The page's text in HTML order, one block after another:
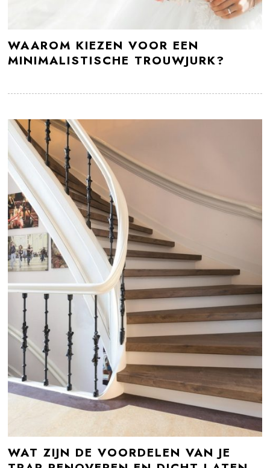
WAAROM KIEZEN VOOR EEN
MINIMALISTISCHE TROUWJURK?
WAT ZIJN DE VOORDELEN VAN JE